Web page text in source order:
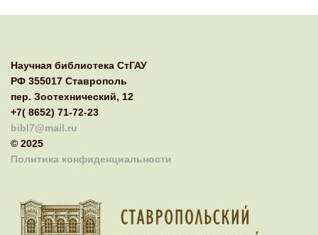
Научная библиотека СтГАУ
РФ 355017 Ставрополь
пер. Зоотехнический, 12
+7( 8652) 71-72-23
bibl7@mail.ru
© 2025
Политика конфиденциальности